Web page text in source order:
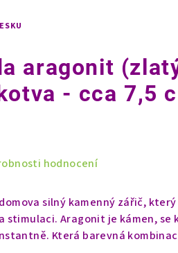
aragonit
- cca 7,5
hodnocení
silný kamenný zářič,
stimulaci. Aragonit je kámen, se
Která barevná